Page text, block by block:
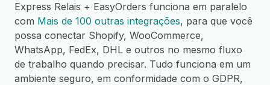
Express Relais + EasyOrders funciona em paralelo
com Mais de 100 outras integrações, para que você
possa conectar Shopify, WooCommerce,
WhatsApp, FedEx, DHL e outros no mesmo fluxo
de trabalho quando precisar. Tudo funciona em um
ambiente seguro, em conformidade com o GDPR,